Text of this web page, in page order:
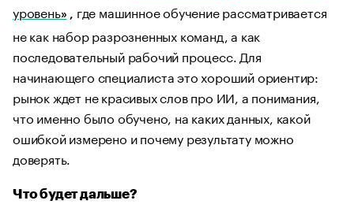
уровень» , где машинное обучение рассматривается
не как набор разрозненных команд, а как
последовательный рабочий процесс. Для
начинающего специалиста это хороший ориентир:
рынок ждет не красивых слов про ИИ, а понимания,
что именно было обучено, на каких данных, какой
ошибкой измерено и почему результату можно
доверять.
Что будет дальше?